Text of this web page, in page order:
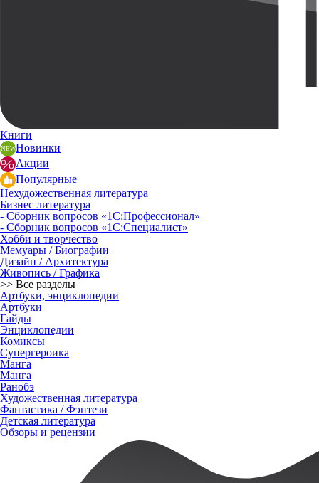
Книги
Новинки
Акции
Популярные
Нехудожественная литература
Бизнес литература
- Сборник вопросов «1С:Профессионал»
- Сборник вопросов «1С:Специалист»
Хобби и творчество
Мемуары / Биографии
Дизайн / Архитектура
Живопись / Графика
>> Все разделы
Артбуки, энциклопедии
Артбуки
Гайды
Энциклопедии
Комиксы
Супергероика
Манга
Манга
Ранобэ
Художественная литература
Фантастика / Фэнтези
Детская литература
Обзоры и рецензии